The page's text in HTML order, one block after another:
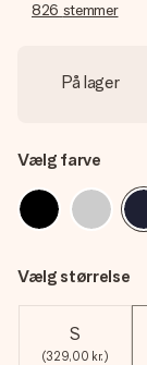
826 stemmer
På lager
Vælg farve
Vælg størrelse
S
(329,00 kr.)